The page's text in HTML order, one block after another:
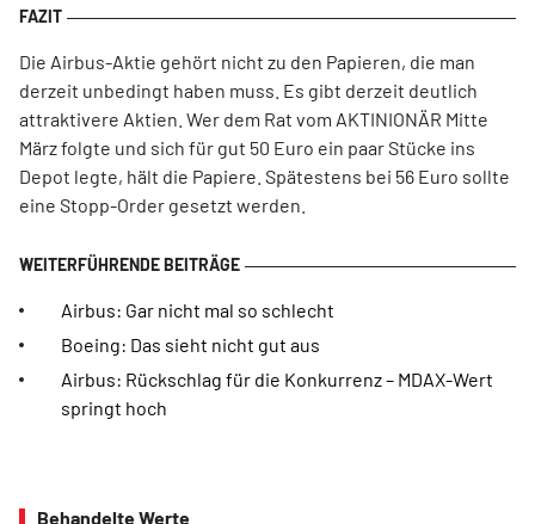
Die Airbus-Aktie gehört nicht zu den Papieren, die man
derzeit unbedingt haben muss. Es gibt derzeit deutlich
attraktivere Aktien. Wer dem Rat vom AKTINIONÄR Mitte
März folgte und sich für gut 50 Euro ein paar Stücke ins
Depot legte, hält die Papiere. Spätestens bei 56 Euro sollte
eine Stopp-Order gesetzt werden.
Airbus: Gar nicht mal so schlecht
Boeing: Das sieht nicht gut aus
Airbus: Rückschlag für die Konkurrenz – MDAX-Wert
springt hoch
Behandelte Werte